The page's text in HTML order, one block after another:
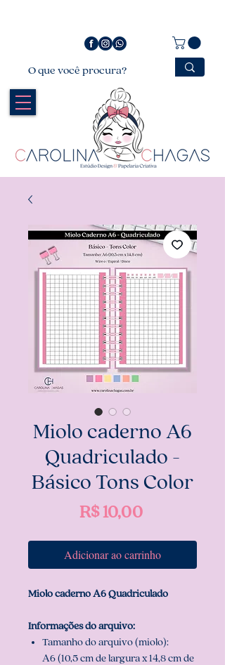
Miolo caderno A6
Quadriculado -
Básico Tons Color
R$ 10,00Preço
Adicionar ao carrinho
Miolo caderno A6 Quadriculado
Informações do arquivo:
Tamanho do arquivo (miolo):
A6 (10,5 cm de largura x 14,8 cm de